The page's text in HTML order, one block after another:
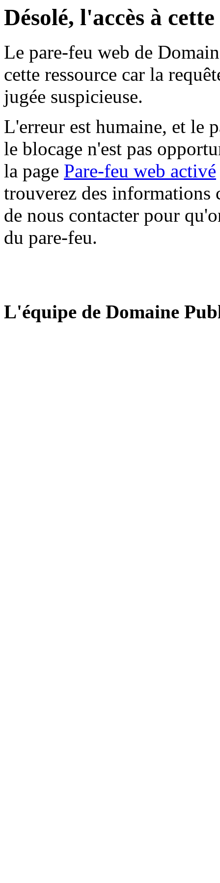
Désolé, l'accès à
Le pare-feu web de
cette ressource car la
jugée suspicieuse.
L'erreur est humaine, et le
le blocage n'est pas
la page Pare-feu web activé
trouverez des informations
de nous contacter pour
du pare-feu.
L'équipe de Domaine